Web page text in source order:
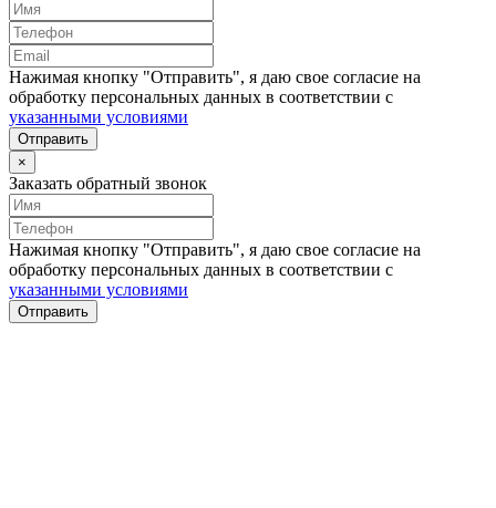
Нажимая кнопку "Отправить", я даю свое согласие на
обработку персональных данных в соответствии с
указанными условиями
Отправить
×
Заказать обратный звонок
Нажимая кнопку "Отправить", я даю свое согласие на
обработку персональных данных в соответствии с
указанными условиями
Отправить